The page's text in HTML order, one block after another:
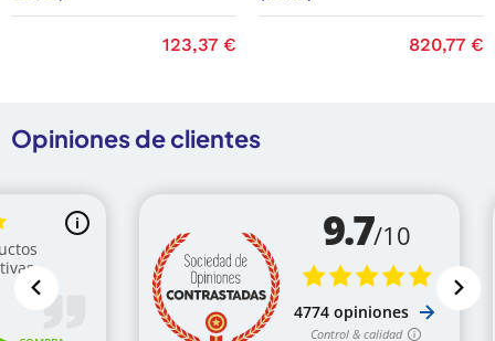
Precio
123,37 € Precio
820,77 €
Opiniones de clientes